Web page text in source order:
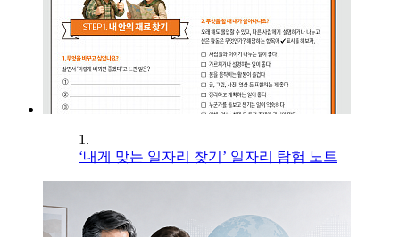
1.
‘내게 맞는 일자리 찾기’ 일자리 탐험 노트